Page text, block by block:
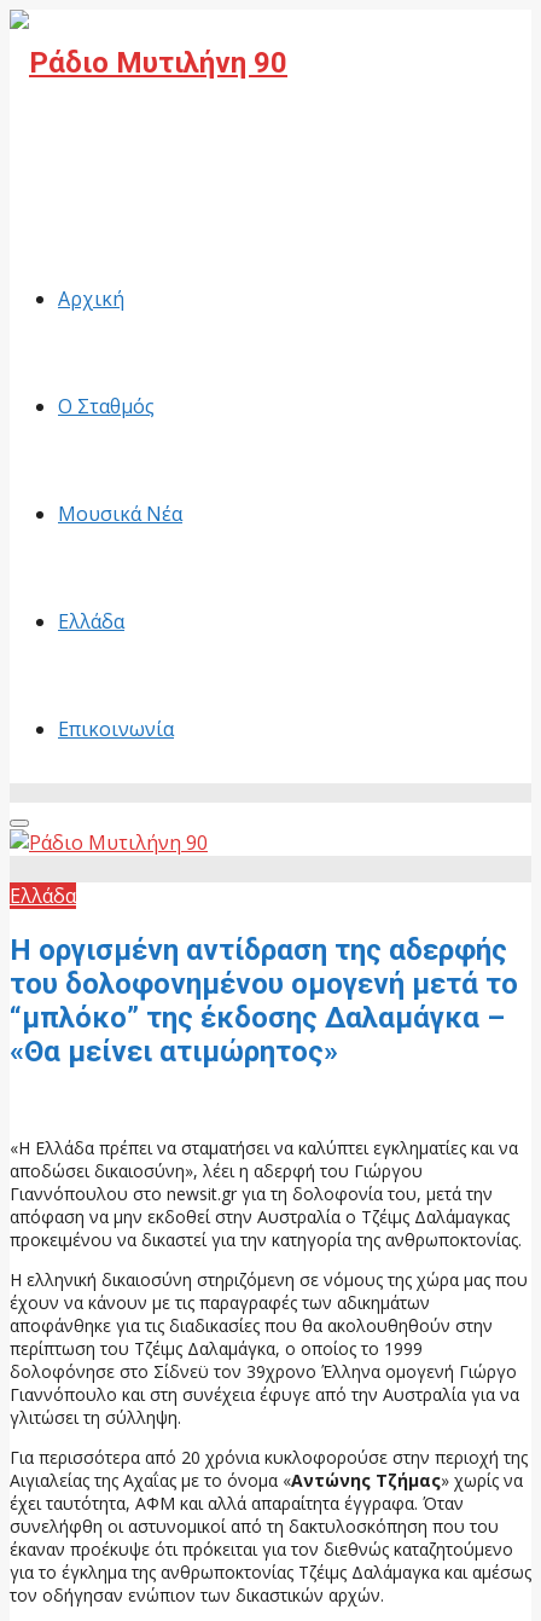
Αρχική
Ο Σταθμός
Μουσικά Νέα
Ελλάδα
Επικοινωνία
Primary
Menu
Ελλάδα
Η οργισμένη αντίδραση της αδερφής
του δολοφονημένου ομογενή μετά το
“μπλόκο” της έκδοσης Δαλαμάγκα –
«Θα μείνει ατιμώρητος»
«Η Ελλάδα πρέπει να σταματήσει να καλύπτει εγκληματίες και να
αποδώσει δικαιοσύνη», λέει η αδερφή του Γιώργου
Γιαννόπουλου στο newsit.gr για τη δολοφονία του, μετά την
απόφαση να μην εκδοθεί στην Αυστραλία ο Τζέιμς Δαλάμαγκας
προκειμένου να δικαστεί για την κατηγορία της ανθρωποκτονίας.
Η ελληνική δικαιοσύνη στηριζόμενη σε νόμους της χώρα μας που
έχουν να κάνουν με τις παραγραφές των αδικημάτων
αποφάνθηκε για τις διαδικασίες που θα ακολουθηθούν στην
περίπτωση του Τζέιμς Δαλαμάγκα, ο οποίος το 1999
δολοφόνησε στο Σίδνεϋ τον 39χρονο Έλληνα ομογενή Γιώργο
Γιαννόπουλο και στη συνέχεια έφυγε από την Αυστραλία για να
γλιτώσει τη σύλληψη.
Για περισσότερα από 20 χρόνια κυκλοφορούσε στην περιοχή της
Αιγιαλείας της Αχαΐας με το όνομα «Αντώνης Τζήμας» χωρίς να
έχει ταυτότητα, ΑΦΜ και αλλά απαραίτητα έγγραφα. Όταν
συνελήφθη οι αστυνομικοί από τη δακτυλοσκόπηση που του
έκαναν προέκυψε ότι πρόκειται για τον διεθνώς καταζητούμενο
για το έγκλημα της ανθρωποκτονίας Τζέιμς Δαλάμαγκα και αμέσως
τον οδήγησαν ενώπιον των δικαστικών αρχών.